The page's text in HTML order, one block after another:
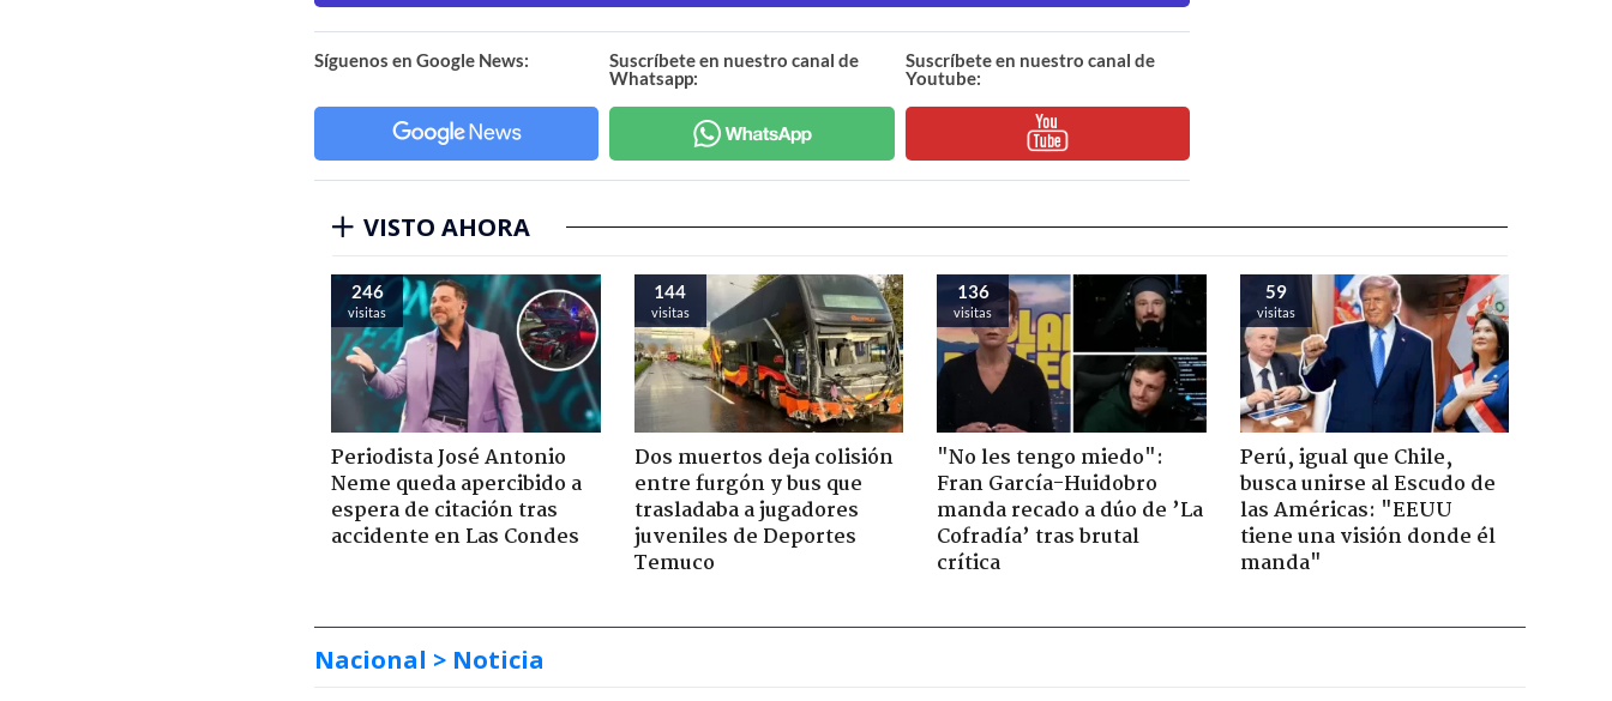
Síguenos en Google News:
Suscríbete en nuestro canal de
Whatsapp:
Suscríbete en nuestro canal de
Youtube:
VISTO AHORA
246
visitas
Periodista José Antonio
Neme queda apercibido a
espera de citación tras
accidente en Las Condes
144
visitas
Dos muertos deja colisión
entre furgón y bus que
trasladaba a jugadores
juveniles de Deportes
Temuco
136
visitas
"No les tengo miedo":
Fran García-Huidobro
manda recado a dúo de ’La
Cofradía’ tras brutal
crítica
59
visitas
Perú, igual que Chile,
busca unirse al Escudo de
las Américas: "EEUU
tiene una visión donde él
manda"
Nacional > Noticia